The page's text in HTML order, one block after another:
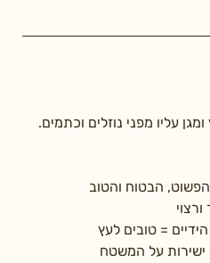
עליו מפני נוזלים וכתמים.
הבטוח והטוב
= טובים לעץ
ישירות על המשטח